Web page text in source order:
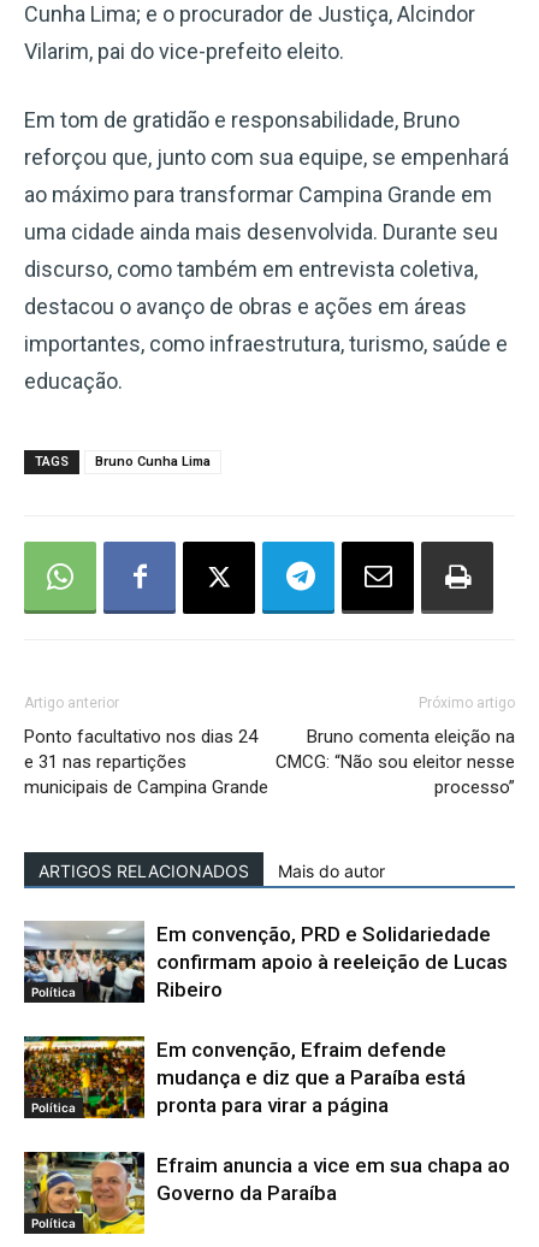
Cunha Lima; e o procurador de Justiça, Alcindor
Vilarim, pai do vice-prefeito eleito.
Em tom de gratidão e responsabilidade, Bruno
reforçou que, junto com sua equipe, se empenhará
ao máximo para transformar Campina Grande em
uma cidade ainda mais desenvolvida. Durante seu
discurso, como também em entrevista coletiva,
destacou o avanço de obras e ações em áreas
importantes, como infraestrutura, turismo, saúde e
educação.
TAGS Bruno Cunha Lima
Artigo anterior
Ponto facultativo nos dias 24
e 31 nas repartições
municipais de Campina Grande
Próximo artigo
Bruno comenta eleição na
CMCG: “Não sou eleitor nesse
processo”
ARTIGOS RELACIONADOS Mais do autor
Política
Em convenção, PRD e Solidariedade
confirmam apoio à reeleição de Lucas
Ribeiro
Política
Em convenção, Efraim defende
mudança e diz que a Paraíba está
pronta para virar a página
Política
Efraim anuncia a vice em sua chapa ao
Governo da Paraíba